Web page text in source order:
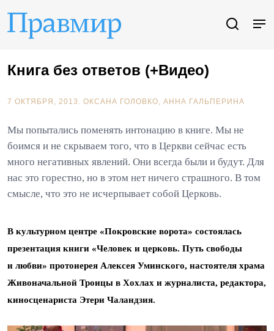
Книга без ответов (+Видео)
7 ОКТЯБРЯ, 2013. ОКСАНА ГОЛОВКО АННА ГАЛЬПЕРИНА
Мы попытались поменять интонацию в книге. Мы не
боимся и не скрываем того, что в Церкви сейчас есть
много негативных явлений. Они всегда были и будут. Для
нас это горестно, но в этом нет ничего страшного. В том
смысле, что это не исчерпывает собой Церковь.
В культурном центре «Покровские ворота» состоялась
презентация книги «Человек и церковь. Путь свободы
и любви» протоиерея Алексея Уминского, настоятеля храма
Живоначальной Троицы в Хохлах и журналиста, редактора,
киносценариста Этери Чаландзия.